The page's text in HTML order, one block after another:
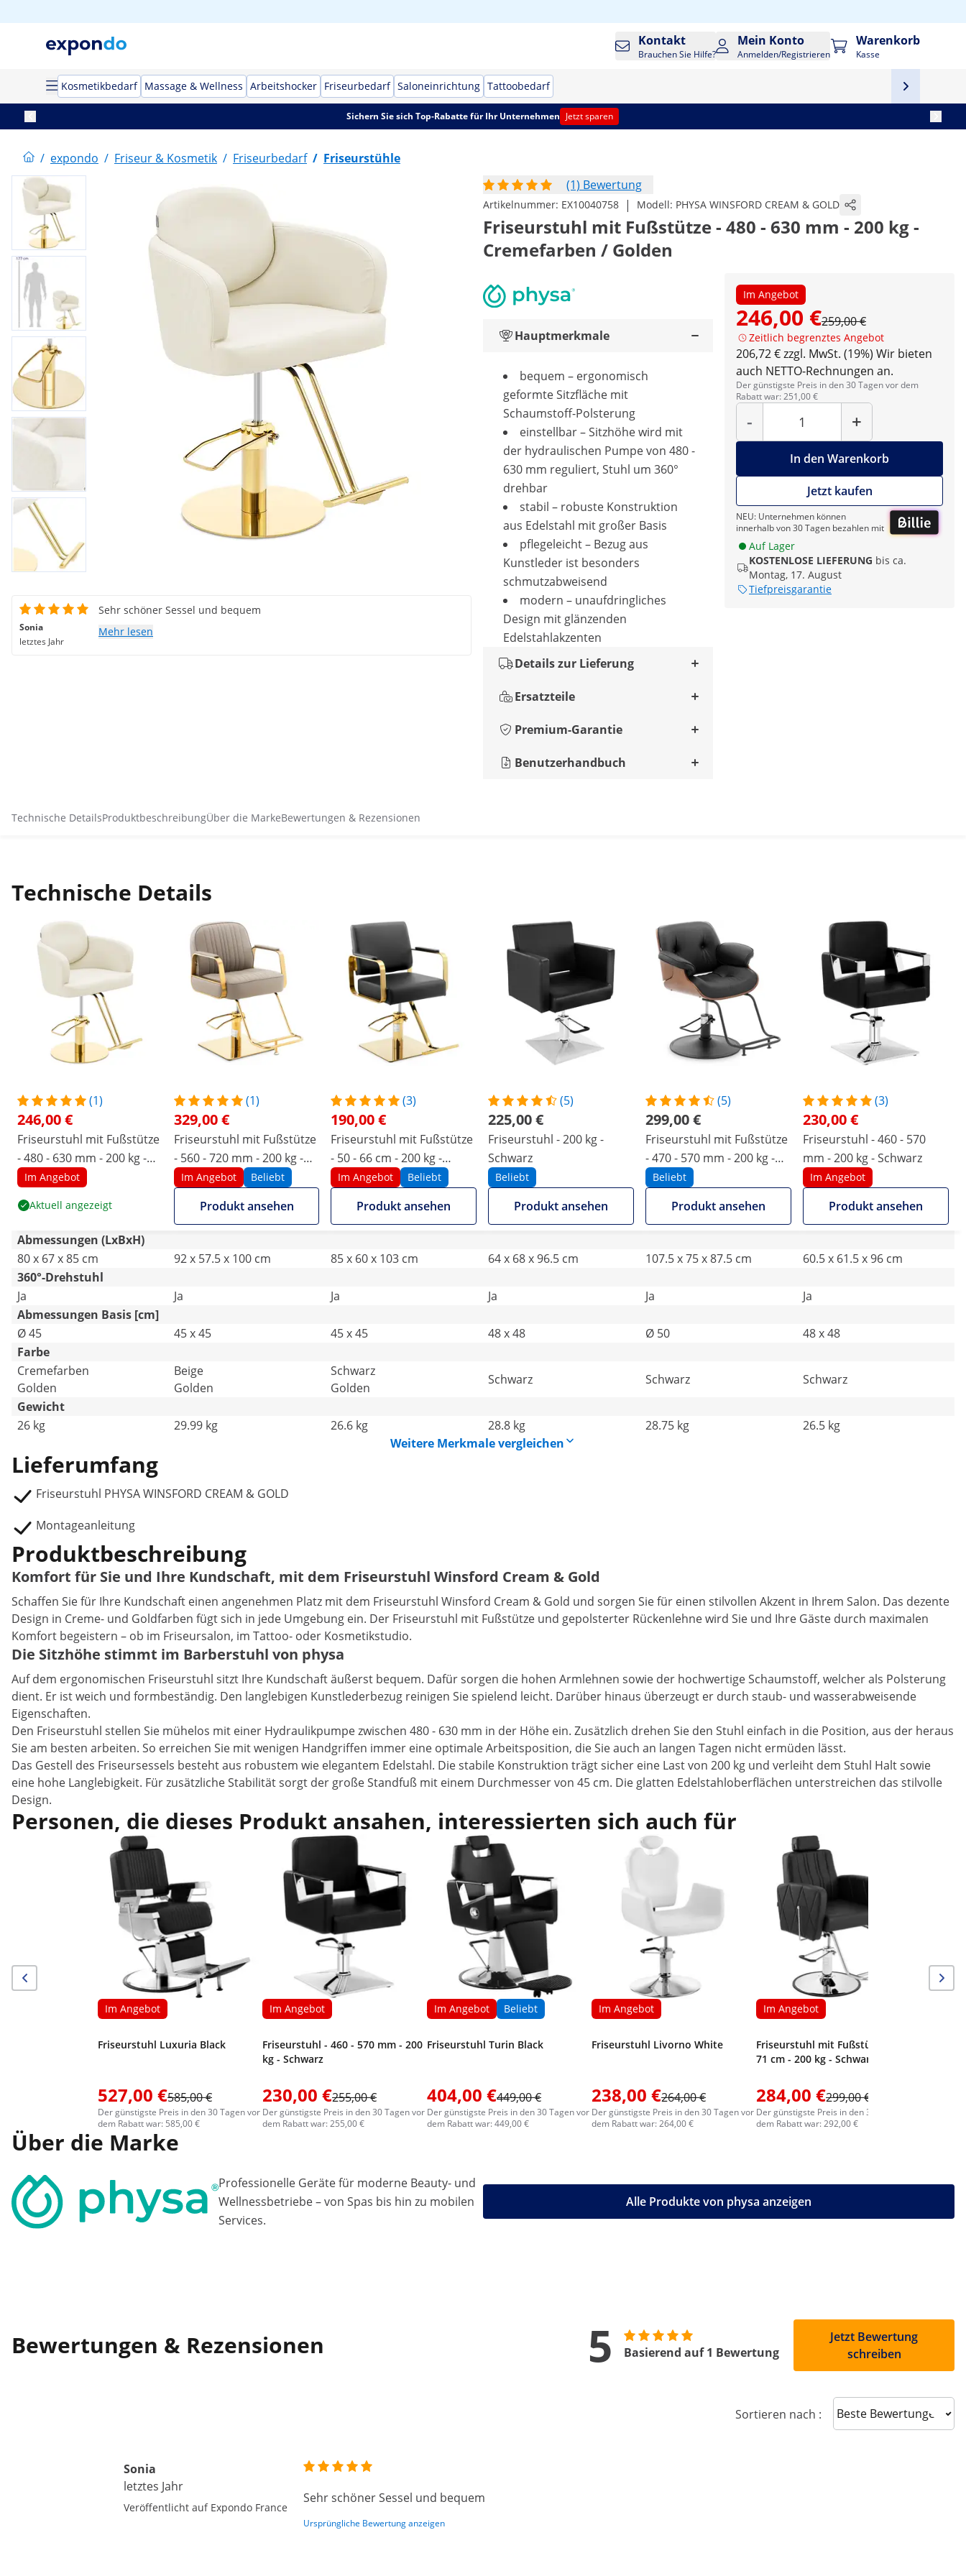
Kontakt
Brauchen Sie Hilfe?
Mein Konto
Anmelden/Registrieren
Warenkorb
Kasse
Kosmetikbedarf Massage & Wellness Arbeitshocker Friseurbedarf Saloneinrichtung Tattoobedarf
Sichern Sie sich Top-Rabatte für Ihr Unternehmen Jetzt sparen
/ expondo / Friseur & Kosmetik / Friseurbedarf / Friseurstühle
(1) Bewertung
Artikelnummer: EX10040758 | Modell: PHYSA WINSFORD CREAM & GOLD
Friseurstuhl mit Fußstütze - 480 - 630 mm - 200 kg -
Cremefarben / Golden
Im Angebot
246,00 €259,00 €
Zeitlich begrenztes Angebot
206,72 € zzgl. MwSt. (19%) Wir bieten
auch NETTO-Rechnungen an.
Der günstigste Preis in den 30 Tagen vor dem
Rabatt war: 251,00 €
-
Menge
+
In den Warenkorb
Jetzt kaufen
NEU: Unternehmen können
innerhalb von 30 Tagen bezahlen mit
Auf Lager
KOSTENLOSE LIEFERUNG bis ca.
Montag, 17. August
Tiefpreisgarantie
Hauptmerkmale
bequem – ergonomisch
geformte Sitzfläche mit
Schaumstoff-Polsterung
einstellbar – Sitzhöhe wird mit
der hydraulischen Pumpe von 480 -
630 mm reguliert, Stuhl um 360°
drehbar
stabil – robuste Konstruktion
aus Edelstahl mit großer Basis
pflegeleicht – Bezug aus
Kunstleder ist besonders
schmutzabweisend
modern – unaufdringliches
Design mit glänzenden
Edelstahlakzenten
Details zur Lieferung
Ersatzteile
Premium-Garantie
Benutzerhandbuch
Sonia
letztes Jahr
Sehr schöner Sessel und bequem
Mehr lesen
Technische DetailsProduktbeschreibungÜber die MarkeBewertungen & Rezensionen
Technische Details
(1)
246,00 €
Friseurstuhl mit Fußstütze
- 480 - 630 mm - 200 kg -
Cremefarben / Golden
Im Angebot
Aktuell angezeigt
(1)
329,00 €
Friseurstuhl mit Fußstütze
- 560 - 720 mm - 200 kg -
Golden, Beige
Im Angebot Beliebt
Produkt ansehen
(3)
190,00 €
Friseurstuhl mit Fußstütze
- 50 - 66 cm - 200 kg -
Schwarz, Golden
Im Angebot Beliebt
Produkt ansehen
(5)
225,00 €
Friseurstuhl - 200 kg -
Schwarz
Beliebt
Produkt ansehen
(5)
299,00 €
Friseurstuhl mit Fußstütze
- 470 - 570 mm - 200 kg -
Schwarz
Beliebt
Produkt ansehen
(3)
230,00 €
Friseurstuhl - 460 - 570
mm - 200 kg - Schwarz
Im Angebot
Produkt ansehen
Abmessungen (LxBxH)
80 x 67 x 85 cm
92 x 57.5 x 100 cm 85 x 60 x 103 cm 64 x 68 x 96.5 cm 107.5 x 75 x 87.5 cm
60.5 x 61.5 x 96 cm
360°-Drehstuhl
Ja
Ja Ja Ja Ja
Ja
Abmessungen Basis [cm]
Ø 45
45 x 45 45 x 45 48 x 48 Ø 50
48 x 48
Farbe
Creme­far­ben
Golden
Beige
Golden
Schwarz
Golden
Schwarz Schwarz
Schwarz
Gewicht
26 kg
29.99 kg 26.6 kg 28.8 kg 28.75 kg
26.5 kg
Weitere Merkmale vergleichen
Lieferumfang
Friseurstuhl PHYSA WINSFORD CREAM & GOLD
Montageanleitung
Produktbeschreibung
Komfort für Sie und Ihre Kundschaft, mit dem Friseurstuhl Winsford Cream & Gold
Schaffen Sie für Ihre Kundschaft einen angenehmen Platz mit dem Friseurstuhl Winsford Cream & Gold und sorgen Sie für einen stilvollen Akzent in Ihrem Salon. Das dezente
Design in Creme- und Goldfarben fügt sich in jede Umgebung ein. Der Friseurstuhl mit Fußstütze und gepolsterter Rückenlehne wird Sie und Ihre Gäste durch maximalen
Komfort begeistern – ob im Friseursalon, im Tattoo- oder Kosmetikstudio.
Die Sitzhöhe stimmt im Barberstuhl von physa
Auf dem ergonomischen Friseurstuhl sitzt Ihre Kundschaft äußerst bequem. Dafür sorgen die hohen Armlehnen sowie der hochwertige Schaumstoff, welcher als Polsterung
dient. Er ist weich und formbeständig. Den langlebigen Kunstlederbezug reinigen Sie spielend leicht. Darüber hinaus überzeugt er durch staub- und wasserabweisende
Eigenschaften.
Den Friseurstuhl stellen Sie mühelos mit einer Hydraulikpumpe zwischen 480 - 630 mm in der Höhe ein. Zusätzlich drehen Sie den Stuhl einfach in die Position, aus der heraus
Sie am besten arbeiten. So erreichen Sie mit wenigen Handgriffen immer eine optimale Arbeitsposition, die Sie auch an langen Tagen nicht ermüden lässt.
Das Gestell des Friseursessels besteht aus robustem wie elegantem Edelstahl. Die stabile Konstruktion trägt sicher eine Last von 200 kg und verleiht dem Stuhl Halt sowie
eine hohe Langlebigkeit. Für zusätzliche Stabilität sorgt der große Standfuß mit einem Durchmesser von 45 cm. Die glatten Edelstahloberflächen unterstreichen das stilvolle
Design.
Personen, die dieses Produkt ansahen, interessierten sich auch für
Im Angebot
Friseurstuhl Luxuria Black
527,00 €585,00 €
Der günstigste Preis in den 30 Tagen vor
dem Rabatt war: 585,00 €
Im Angebot
Friseurstuhl - 460 - 570 mm - 200
kg - Schwarz
230,00 €255,00 €
Der günstigste Preis in den 30 Tagen vor
dem Rabatt war: 255,00 €
Im Angebot Beliebt
Friseurstuhl Turin Black
404,00 €449,00 €
Der günstigste Preis in den 30 Tagen vor
dem Rabatt war: 449,00 €
Im Angebot
Friseurstuhl Livorno White
238,00 €264,00 €
Der günstigste Preis in den 30 Tagen vor
dem Rabatt war: 264,00 €
Im Angebot
Friseurstuhl mit Fußstütze - 56 -
71 cm - 200 kg - Schwarz, Silbern
284,00 €299,00 €
Der günstigste Preis in den 30 Tagen vor
dem Rabatt war: 292,00 €
Über die Marke
Professionelle Geräte für moderne Beauty- und
Wellnessbetriebe – von Spas bis hin zu mobilen
Services.
Alle Produkte von physa anzeigen
Bewertungen & Rezensionen 5 Basierend auf 1 Bewertung
Jetzt Bewertung
schreiben
Sortieren nach : Sort reviews
Sonia
letztes Jahr
Veröffentlicht auf Expondo France
Sehr schöner Sessel und bequem
Ursprüngliche Bewertung anzeigen